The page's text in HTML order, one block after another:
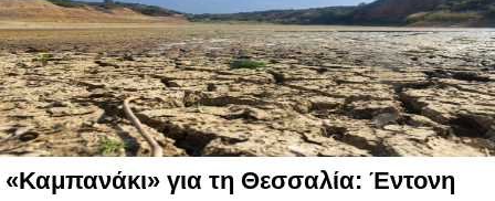
«Καμπανάκι» για τη Θεσσαλία: Έντονη